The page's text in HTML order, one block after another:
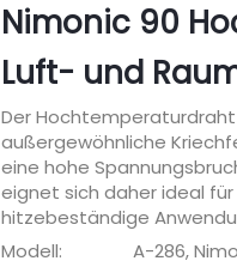
Nimonic 90
Luft- und
Der
außergewöhnliche
eine hohe
eignet sich daher ideal
hitzebeständige
Modell:
A-286,